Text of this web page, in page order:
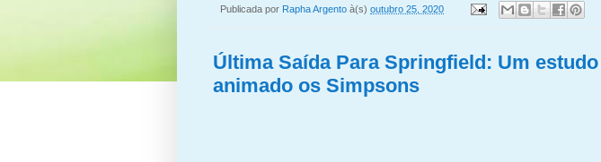
Publicada por Rapha Argento à(s) outubro 25, 2020
Última Saída Para Springfield: Um
animado os Simpsons